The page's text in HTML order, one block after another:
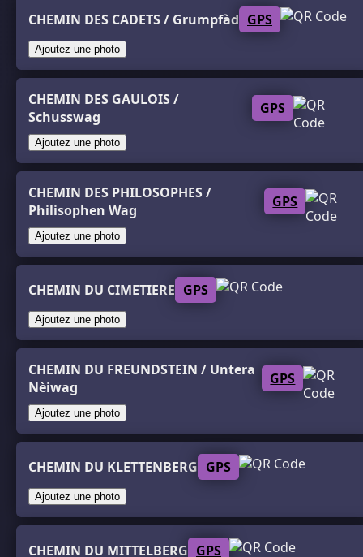
CHEMIN DES CADETS / Grumpfàd GPS
Ajoutez une photo
CHEMIN DES GAULOIS /
Schusswag
GPS
Ajoutez une photo
CHEMIN DES PHILOSOPHES /
Philisophen Wag
GPS
Ajoutez une photo
CHEMIN DU CIMETIERE GPS
Ajoutez une photo
CHEMIN DU FREUNDSTEIN / Untera
Nèiwag
GPS
Ajoutez une photo
CHEMIN DU KLETTENBERG GPS
Ajoutez une photo
CHEMIN DU MITTELBERG GPS